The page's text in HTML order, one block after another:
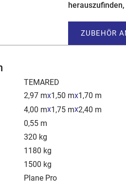
ZUBEHÖR
TEMARED
2,97 mx1,50 mx1,70 m
4,00 mx1,75 mx2,40 m
0,55 m
320 kg
1180 kg
1500 kg
Plane Pro